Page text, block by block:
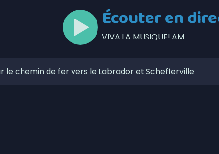
Écouter en
VIVA LA MUSIQUE! AM
le chemin de fer vers le Labrador et Schefferville
La foudre en cause pour de nombreux feux de forêt